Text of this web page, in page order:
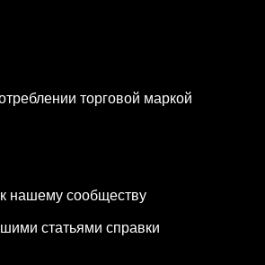
торговой маркой
нашему сообществу
статьями справки